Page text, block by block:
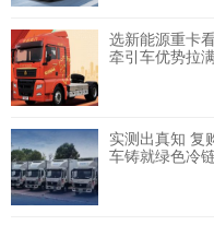
选新能源重卡
牵引车优势拉
实测出真知 复
车铸就绿色冷